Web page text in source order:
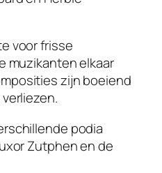
voor frisse
muzikanten elkaar
zijn boeiend
podia
Zutphen en de